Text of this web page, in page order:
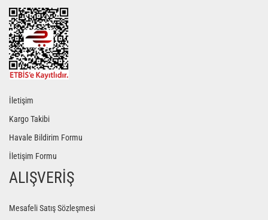
İletişim
Kargo Takibi
Havale Bildirim Formu
İletişim Formu
ALIŞVERİŞ
Mesafeli Satış Sözleşmesi